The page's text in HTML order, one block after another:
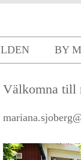
BY
Välkomna till